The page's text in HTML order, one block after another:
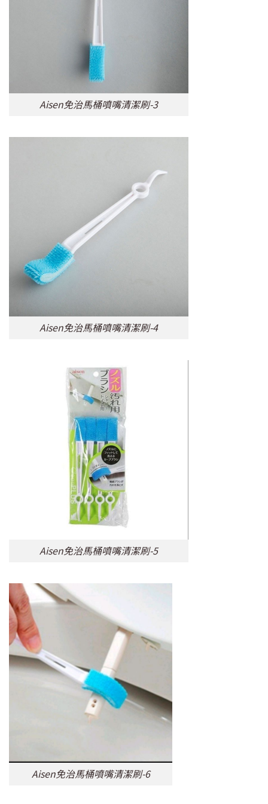
Aisen免治馬桶噴嘴清潔刷-3
Aisen免治馬桶噴嘴清潔刷-4
Aisen免治馬桶噴嘴清潔刷-5
Aisen免治馬桶噴嘴清潔刷-6